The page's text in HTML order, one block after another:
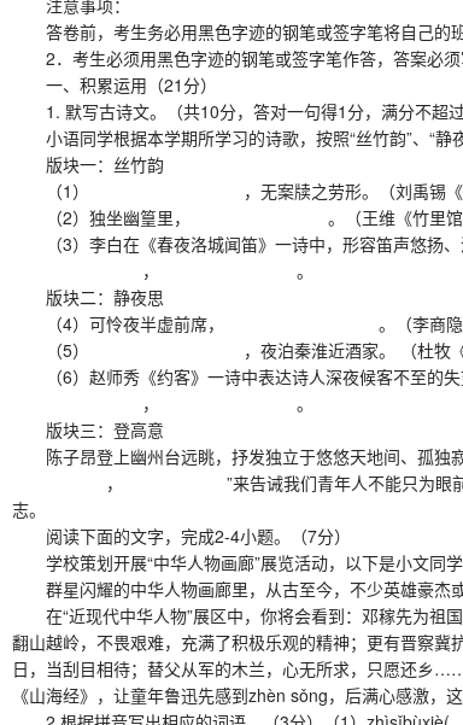
注意事项：
答卷前，考生务必用黑色字迹的钢笔或签字笔将自己的
2．考生必须用黑色字迹的钢笔或签字笔作答，答案必须
一、积累运用（21分）
1. 默写古诗文。（共10分，答对一句得1分，满分不超过
小语同学根据本学期所学习的诗歌，按照“丝竹韵”、“静
版块一：丝竹韵
（1） ，无案牍之劳形。（刘禹锡《陋
（2）独坐幽篁里， 。（王维《竹里馆
（3）李白在《春夜洛城闻笛》一诗中，形容
， 。
版块二：静夜思
（4）可怜夜半虚前席， 。（李商隐《
（5） ，夜泊秦淮近酒家。 （杜牧《泊
（6）赵师秀《约客》一诗中表达诗人深夜候
， 。
版块三：登高意
陈子昂登上幽州台远眺，抒发独立于悠悠天地
， ”来告诫我们青年人不能只为眼前利益，应
志。
阅读下面的文字，完成2-4小题。（7分）
学校策划开展“中华人物画廊”展览活动，以下是小文同
群星闪耀的中华人物画廊里，从古至今，不少英雄豪杰或
在“近现代中华人物”展区中，你将会看到：邓稼先为祖
翻山越岭，不畏艰难，充满了积极乐观的精神；更有晋察
日，当刮目相待；替父从军的木兰，心无所求，只愿还乡
《山海经》，让童年鲁迅先感到zhèn sǒng，后满心感激，